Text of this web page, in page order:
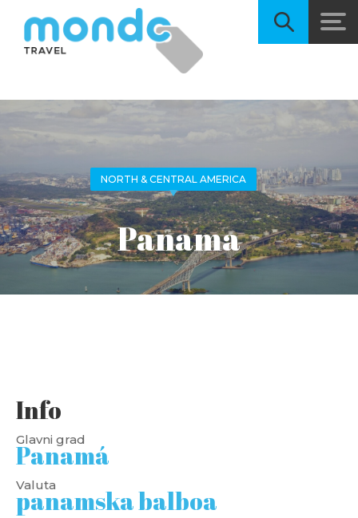
NORTH & CENTRAL AMERICA
Panama
Info
Glavni grad
Panamá
Valuta
panamska balboa